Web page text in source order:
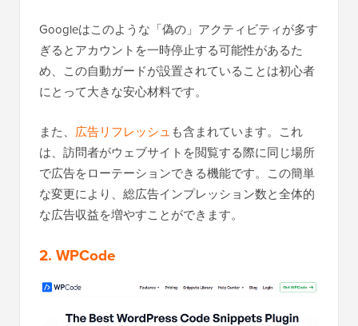
Googleはこのような「偽の」アクティビティが多す
ぎるとアカウントを一時停止する可能性があるた
め、この自動ガードが設置されていることは初心者
にとって大きな安心材料です。
また、 広告リフレッシュ も含まれています。これ
は、訪問者がウェブサイトを閲覧する際に同じ場所
で広告をローテーションできる機能です。この簡単
な変更により、総広告インプレッション数と全体的
な広告収益を増やすことができます。
2. WPCode